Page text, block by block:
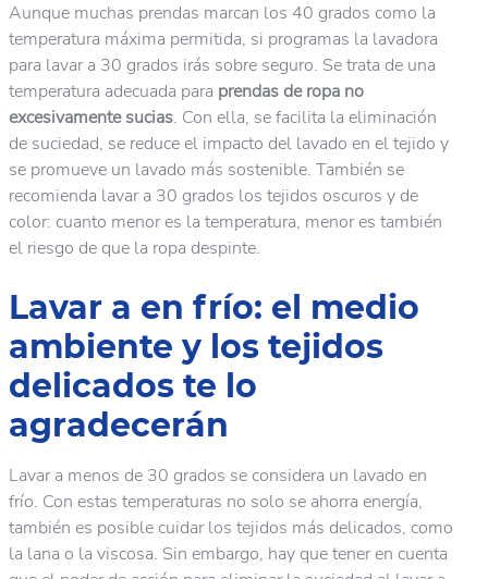
Aunque muchas prendas marcan los 40 grados como la
temperatura máxima permitida, si programas la lavadora
para lavar a 30 grados irás sobre seguro. Se trata de una
temperatura adecuada para prendas de ropa no
excesivamente sucias. Con ella, se facilita la eliminación
de suciedad, se reduce el impacto del lavado en el tejido y
se promueve un lavado más sostenible. También se
recomienda lavar a 30 grados los tejidos oscuros y de
color: cuanto menor es la temperatura, menor es también
el riesgo de que la ropa despinte.
Lavar a en frío: el medio
ambiente y los tejidos
delicados te lo
agradecerán
Lavar a menos de 30 grados se considera un lavado en
frío. Con estas temperaturas no solo se ahorra energía,
también es posible cuidar los tejidos más delicados, como
la lana o la viscosa. Sin embargo, hay que tener en cuenta